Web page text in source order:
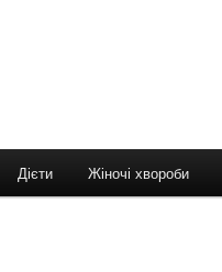
Дієти Жіночі хвороби